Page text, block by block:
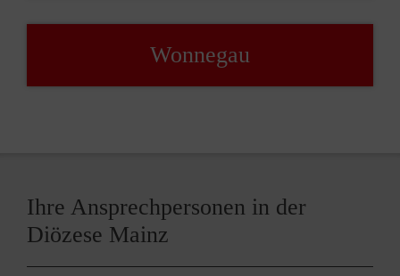
Wonnegau
Ihre Ansprechpersonen in der
Diözese Mainz